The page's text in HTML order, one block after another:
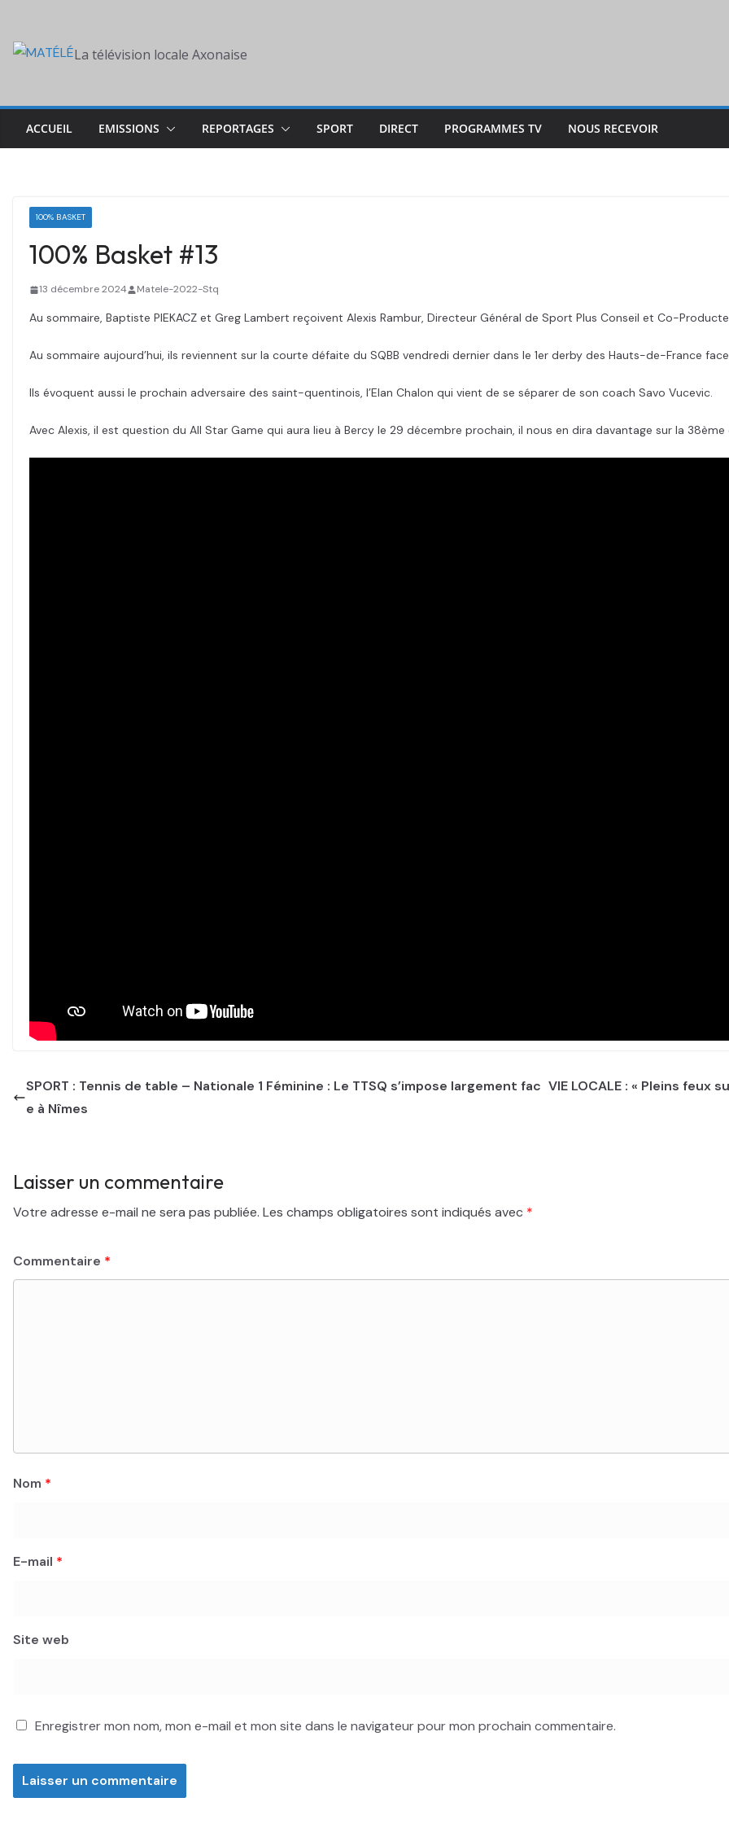
content
La télévision locale Axonaise
ACCUEIL EMISSIONS REPORTAGES SPORT DIRECT PROGRAMMES TV NOUS RECEVOIR
100% BASKET
100% Basket #13
13 décembre 2024 Matele-2022-Stq
Au sommaire, Baptiste PIEKACZ et Greg Lambert reçoivent Alexis Rambur, Directeur Général de Sport Plus Conseil et Co-
Au sommaire aujourd’hui, ils reviennent sur la courte défaite du SQBB vendredi dernier dans le 1er derby des Hauts-de-France
Ils évoquent aussi le prochain adversaire des saint-quentinois, l’Elan Chalon qui vient de se séparer de son coach Savo Vucevic.
Avec Alexis, il est question du All Star Game qui aura lieu à Bercy le 29 décembre prochain, il nous en dira davantage sur la
SPORT : Tennis de table – Nationale 1 Féminine : Le TTSQ s’impose largement fac
e à Nîmes
VIE LOCALE : « Pleins feux
Laisser un commentaire
Votre adresse e-mail ne sera pas publiée. Les champs obligatoires sont indiqués avec *
Commentaire *
Nom *
E-mail *
Site web
Enregistrer mon nom, mon e-mail et mon site dans le navigateur pour mon prochain commentaire.